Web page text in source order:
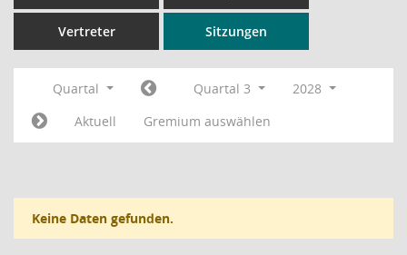
Vertreter Sitzungen
Quartal Quartal 3
2028
Aktuell
Gremium auswählen
Keine Daten gefunden.